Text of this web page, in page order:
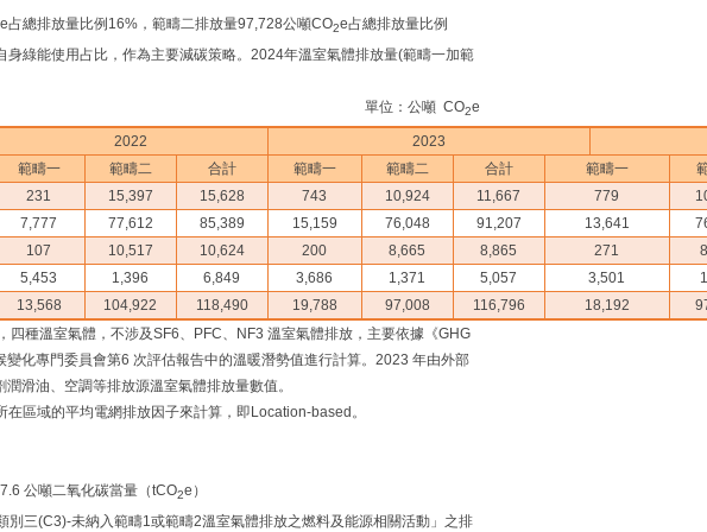
e占總排放量比例16%，範疇二排放量97,728公噸CO2e占總排放量比例
綠能使用占比，作為主要減碳策略。2024年溫室氣體排放量(範疇一加範
單位：公噸 CO2e
2022
2023
範疇一 範疇二 合計 範疇一 範疇二 合計 範疇一
231 15,397 15,628 743 10,924 11,667 779
7,777 77,612 85,389 15,159 76,048 91,207 13,641
107 10,517 10,624 200 8,665 8,865 271
5,453 1,396 6,849 3,686 1,371 5,057 3,501
13,568 104,922 118,490 19,788 97,008 116,796 18,192
種溫室氣體，不涉及SF6、PFC、NF3 溫室氣體排放，主要依據《GHG
化專門委員會第6 次評估報告中的溫暖潛勢值進行計算。2023 年由外部
滑油、空調等排放源溫室氣體排放量數值。
區域的平均電網排放因子來計算，即Location-based。
公噸二氧化碳當量（tCO2e）
三(C3)-未納入範疇1或範疇2溫室氣體排放之燃料及能源相關活動」之排